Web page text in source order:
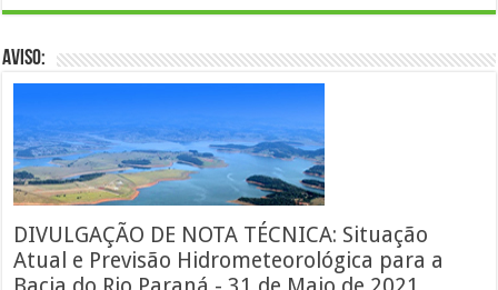
AVISO:
DIVULGAÇÃO DE NOTA TÉCNICA: Situação
Atual e Previsão Hidrometeorológica para a